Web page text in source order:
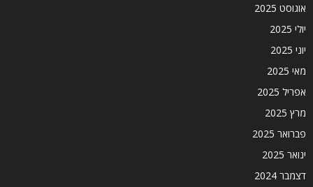
אוגוסט 2025
יולי 2025
יוני 2025
מאי 2025
אפריל 2025
מרץ 2025
פברואר 2025
ינואר 2025
דצמבר 2024